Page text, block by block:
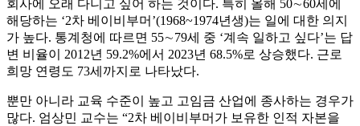
회사에 오래 다니고 싶어 하는 것이다. 특히 올해 50∼60세에
해당하는 ‘2차 베이비부머’(1968~1974년생)는 일에 대한 의지
가 높다. 통계청에 따르면 55∼79세 중 ‘계속 일하고 싶다’는 답
변 비율이 2012년 59.2%에서 2023년 68.5%로 상승했다. 근로
희망 연령도 73세까지로 나타났다.
뿐만 아니라 교육 수준이 높고 고임금 산업에 종사하는 경우가
많다. 엄상민 교수는 “2차 베이비부머가 보유한 인적 자본을